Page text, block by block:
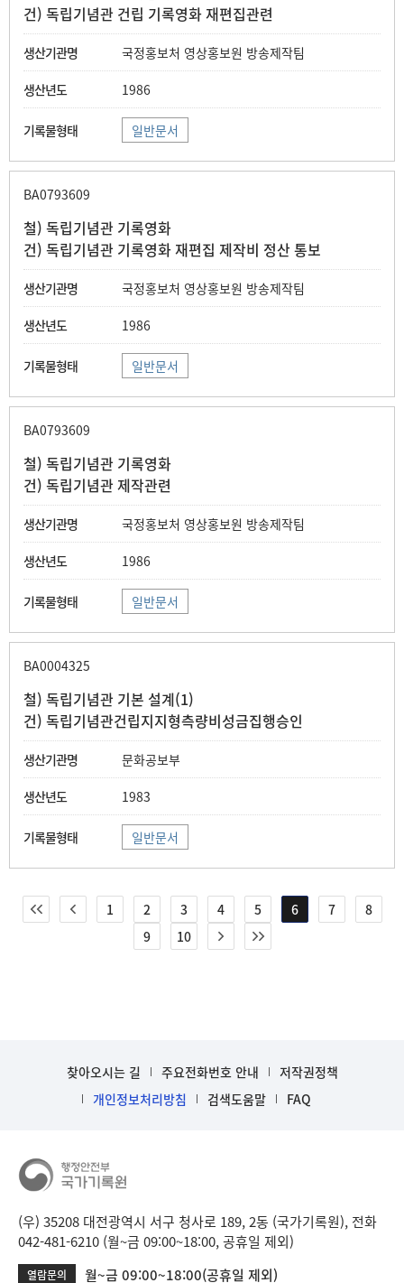
건) 독립기념관 건립 기록영화 재편집관련
국정홍보처 영상홍보원 방송제작팀
1986
일반문서
BA0793609
철) 독립기념관 기록영화
건) 독립기념관 기록영화 재편집 제작비 정산 통보
국정홍보처 영상홍보원 방송제작팀
1986
일반문서
BA0793609
철) 독립기념관 기록영화
건) 독립기념관 제작관련
국정홍보처 영상홍보원 방송제작팀
1986
일반문서
BA0004325
철) 독립기념관 기본 설계(1)
건) 독립기념관건립지지형측량비성금집행승인
문화공보부
1983
일반문서
1 2 3 4 5 6 7
8
9
10
찾아오시는 길 주요전화번호 안내
저작권정책
개인정보처리방침
검색도움말 FAQ
(우) 35208 대전광역시 서구 청사로 189, 2동 (국가기록원), 전화
042-481-6210 (월~금 09:00~18:00, 공휴일 제외)
열람문의 월~금 09:00~18:00(공휴일 제외)